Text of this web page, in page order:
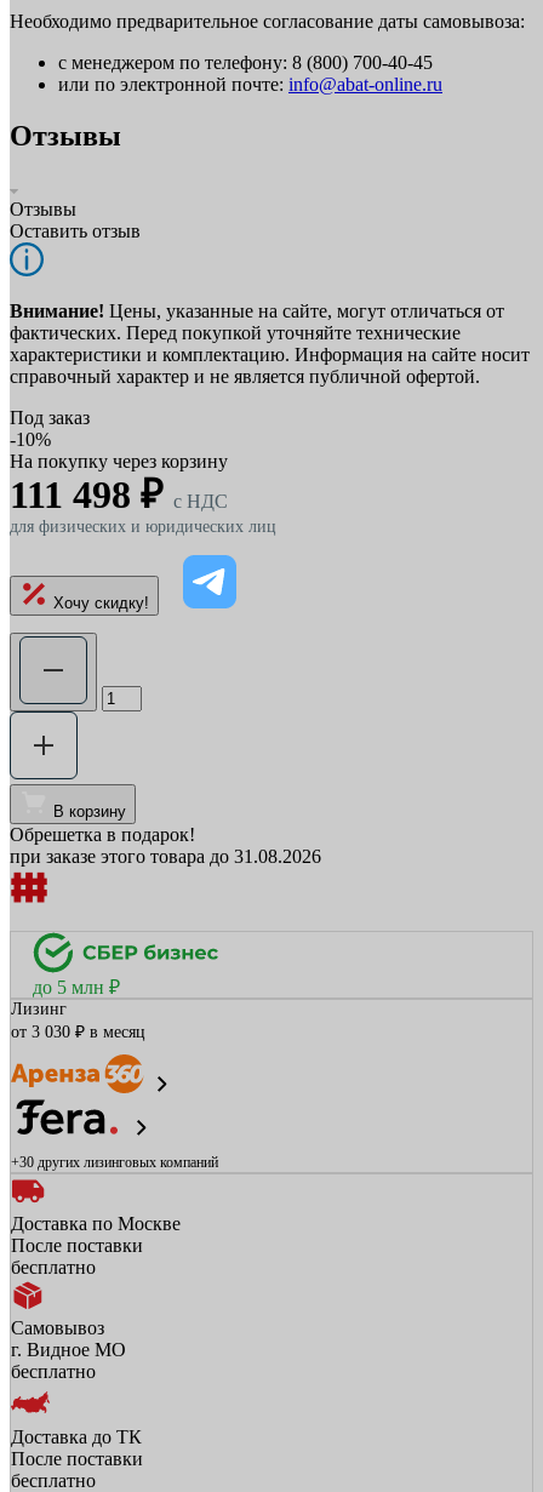
Необходимо предварительное согласование даты самовывоза:
с менеджером по телефону: 8 (800) 700-40-45
или по электронной почте: info@abat-online.ru
Отзывы
Отзывы
Оставить отзыв
Внимание! Цены, указанные на сайте, могут отличаться от
фактических. Перед покупкой уточняйте технические
характеристики и комплектацию. Информация на сайте носит
справочный характер и не является публичной офертой.
Под заказ
-10%
На покупку через корзину
111 498 ₽ c НДС
для физических и юридических лиц
Хочу скидку!
В корзину
Обрешетка в подарок!
при заказе этого товара до 31.08.2026
до 5 млн ₽
Лизинг
от 3 030 ₽ в месяц
+30 других лизинговых компаний
Доставка по Москве
После поставки
бесплатно
Самовывоз
г. Видное МО
бесплатно
Доставка до ТК
После поставки
бесплатно